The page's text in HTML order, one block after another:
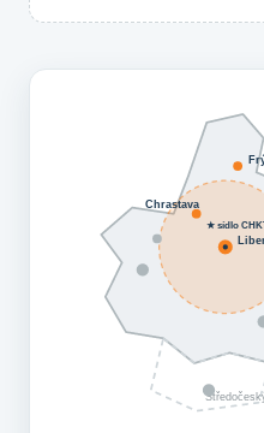
Chrastava
★ sídlo